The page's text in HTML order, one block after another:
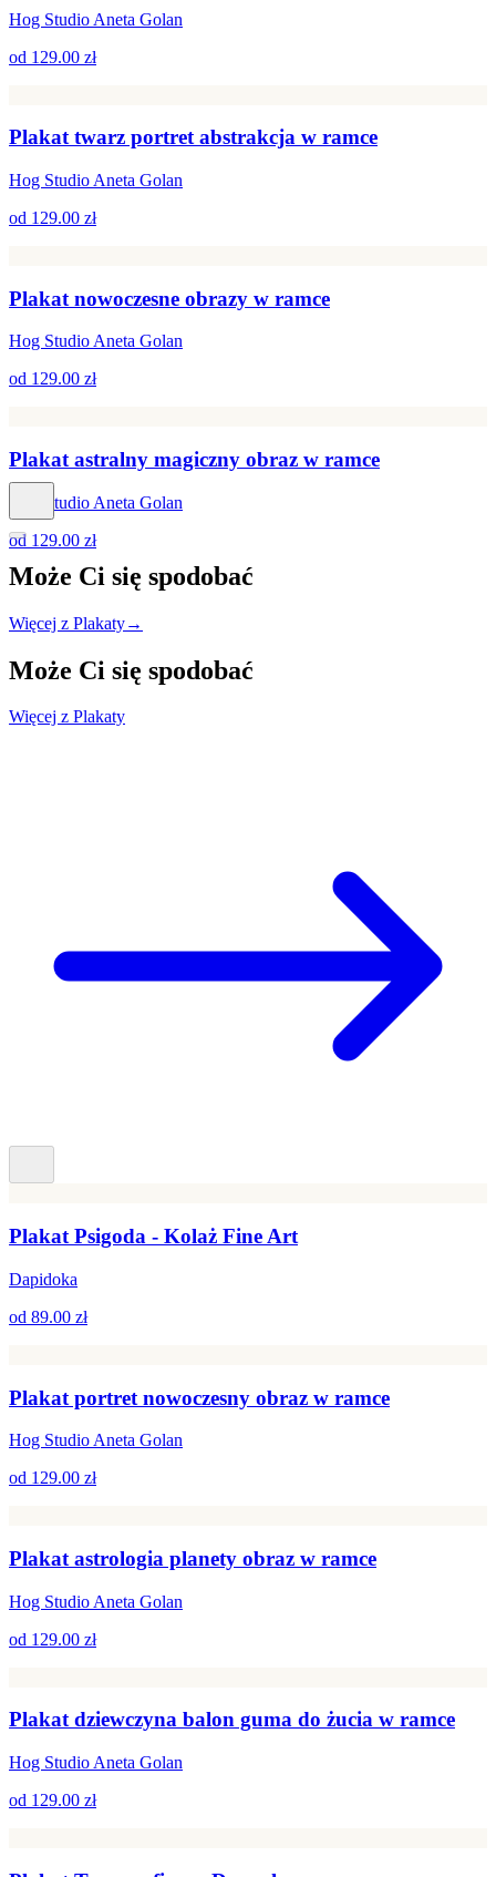
Hog Studio Aneta Golan
od 129.00 zł
Plakat twarz portret abstrakcja w ramce
Hog Studio Aneta Golan
od 129.00 zł
Plakat nowoczesne obrazy w ramce
Hog Studio Aneta Golan
od 129.00 zł
Plakat astralny magiczny obraz w ramce
Hog Studio Aneta Golan
od 129.00 zł
Może Ci się spodobać
Więcej z Plakaty→
Może Ci się spodobać
Więcej z Plakaty
Plakat Psigoda - Kolaż Fine Art
Dapidoka
od 89.00 zł
Plakat portret nowoczesny obraz w ramce
Hog Studio Aneta Golan
od 129.00 zł
Plakat astrologia planety obraz w ramce
Hog Studio Aneta Golan
od 129.00 zł
Plakat dziewczyna balon guma do żucia w ramce
Hog Studio Aneta Golan
od 129.00 zł